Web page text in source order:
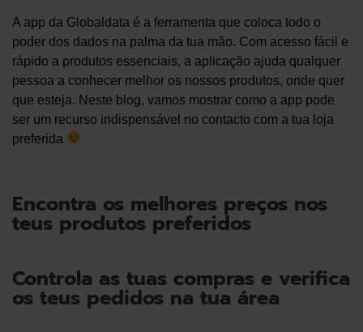
A app da Globaldata é a ferramenta que coloca todo o
poder dos dados na palma da tua mão. Com acesso fácil e
rápido a produtos essenciais, a aplicação ajuda qualquer
pessoa a conhecer melhor os nossos produtos, onde quer
que esteja. Neste blog, vamos mostrar como a app pode
ser um recurso indispensável no contacto com a tua loja
preferida
Encontra os melhores preços nos
teus produtos preferidos
Controla as tuas compras e verifica
os teus pedidos na tua área